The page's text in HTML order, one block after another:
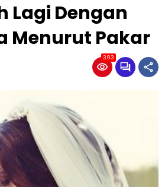
Lagi Dengan
Menurut Pakar
393